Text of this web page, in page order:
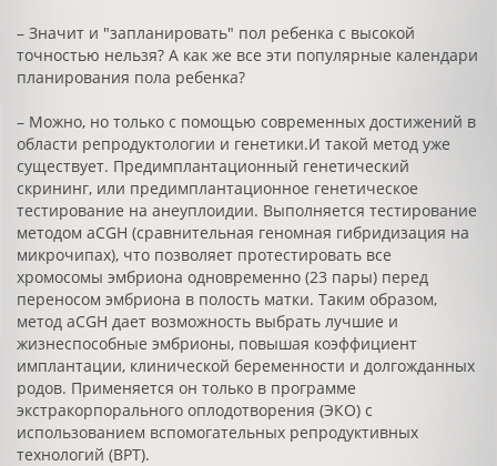
– Значит и "запланировать" пол ребенка с высокой
точностью нельзя? А как же все эти популярные календари
планирования пола ребенка?
– Можно, но только с помощью современных достижений в
области репродуктологии и генетики.И такой метод уже
существует. Предимплантационный генетический
скрининг, или предимплантационное генетическое
тестирование на анеуплоидии. Выполняется тестирование
методом aCGH (сравнительная геномная гибридизация на
микрочипах), что позволяет протестировать все
хромосомы эмбриона одновременно (23 пары) перед
переносом эмбриона в полость матки. Таким образом,
метод aCGH дает возможность выбрать лучшие и
жизнеспособные эмбрионы, повышая коэффициент
имплантации, клинической беременности и долгожданных
родов. Применяется он только в программе
экстракорпорального оплодотворения (ЭКО) с
использованием вспомогательных репродуктивных
технологий (ВРТ).